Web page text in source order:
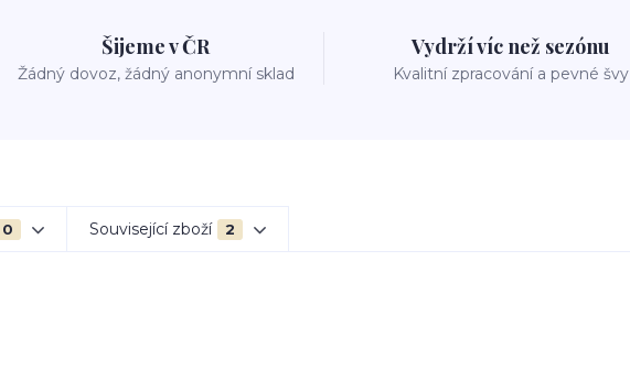
Šijeme v ČR
Žádný dovoz, žádný anonymní sklad
Vydrží víc než sezónu
Kvalitní zpracování a pevné švy
0 Související zboží 2